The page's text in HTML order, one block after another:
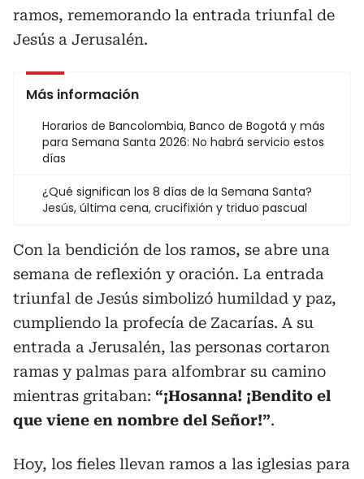
ramos, rememorando la entrada triunfal de
Jesús a Jerusalén.
Más información
Horarios de Bancolombia, Banco de Bogotá y más
para Semana Santa 2026: No habrá servicio estos
días
¿Qué significan los 8 días de la Semana Santa?
Jesús, última cena, crucifixión y triduo pascual
Con la bendición de los ramos, se abre una
semana de reflexión y oración. La entrada
triunfal de Jesús simbolizó humildad y paz,
cumpliendo la profecía de Zacarías. A su
entrada a Jerusalén, las personas cortaron
ramas y palmas para alfombrar su camino
mientras gritaban: “¡Hosanna! ¡Bendito el
que viene en nombre del Señor!”.
Hoy, los fieles llevan ramos a las iglesias para